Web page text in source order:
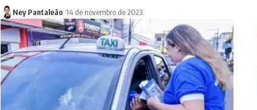
Ney Pantaleão 14 de novembro de 2023